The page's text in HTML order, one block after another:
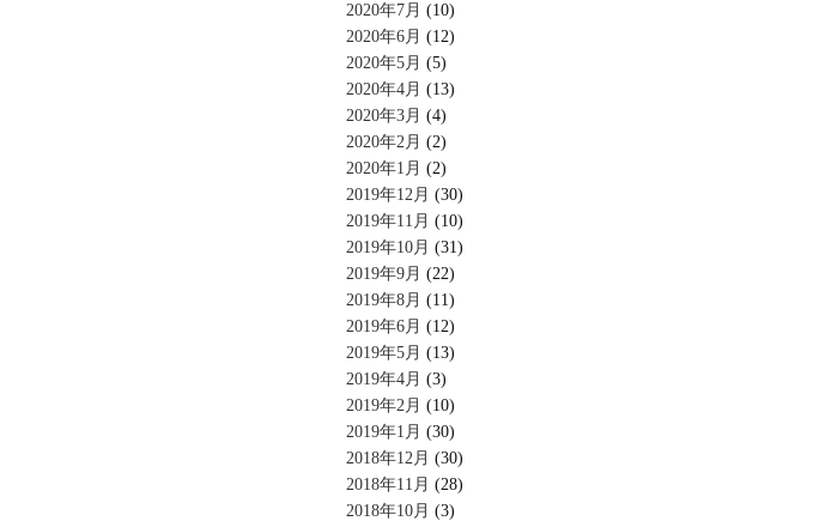
2020年7月 (10)
2020年6月 (12)
2020年5月 (5)
2020年4月 (13)
2020年3月 (4)
2020年2月 (2)
2020年1月 (2)
2019年12月 (30)
2019年11月 (10)
2019年10月 (31)
2019年9月 (22)
2019年8月 (11)
2019年6月 (12)
2019年5月 (13)
2019年4月 (3)
2019年2月 (10)
2019年1月 (30)
2018年12月 (30)
2018年11月 (28)
2018年10月 (3)